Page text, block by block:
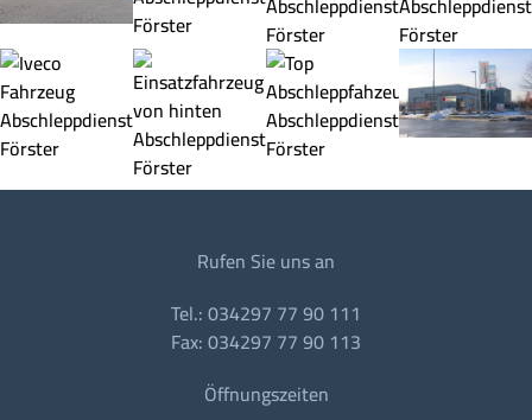
Rufen Sie uns an
Tel.: 034297 77 90 111
Fax: 034297 77 90 113
Öffnungszeiten